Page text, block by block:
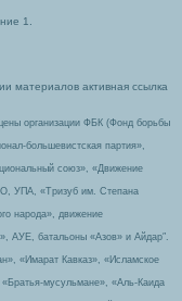
1.
материалов активная ссылка
организации ФБК (Фонд борьбы
большевистская партия»,
союз», «Движение
УПА, «Тризуб им. Степана
народа», движение
АУЕ, батальоны «Азов» и Айдар″.
«Имарат Кавказ», «Исламское
мусульмане», «Аль-Каида